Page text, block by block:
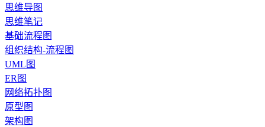
思维导图
思维笔记
基础流程图
组织结构-流程图
UML图
ER图
网络拓扑图
原型图
架构图